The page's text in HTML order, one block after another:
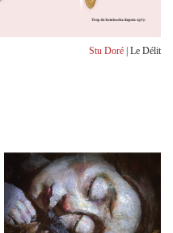
Stu Doré | Le Délit